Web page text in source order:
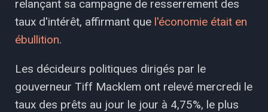
relançant sa campagne de resserrement des
taux d'intérêt, affirmant que l'économie était en
ébullition.
Les décideurs politiques dirigés par le
gouverneur Tiff Macklem ont relevé mercredi le
taux des prêts au jour le jour à 4,75%, le plus